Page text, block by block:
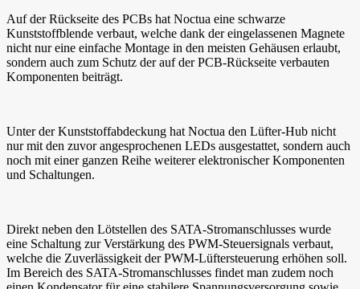
Auf der Rückseite des PCBs hat Noctua eine schwarze
Kunststoffblende verbaut, welche dank der eingelassenen Magnete
nicht nur eine einfache Montage in den meisten Gehäusen erlaubt,
sondern auch zum Schutz der auf der PCB-Rückseite verbauten
Komponenten beiträgt.
Unter der Kunststoffabdeckung hat Noctua den Lüfter-Hub nicht
nur mit den zuvor angesprochenen LEDs ausgestattet, sondern auch
noch mit einer ganzen Reihe weiterer elektronischer Komponenten
und Schaltungen.
Direkt neben den Lötstellen des SATA-Stromanschlusses wurde
eine Schaltung zur Verstärkung des PWM-Steuersignals verbaut,
welche die Zuverlässigkeit der PWM-Lüftersteuerung erhöhen soll.
Im Bereich des SATA-Stromanschlusses findet man zudem noch